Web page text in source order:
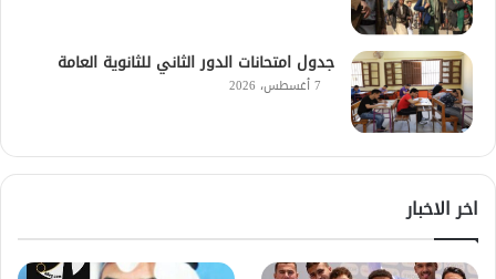
جدول امتحانات الدور الثاني للثانوية العامة
7 أغسطس، 2026
اخر الاخبار